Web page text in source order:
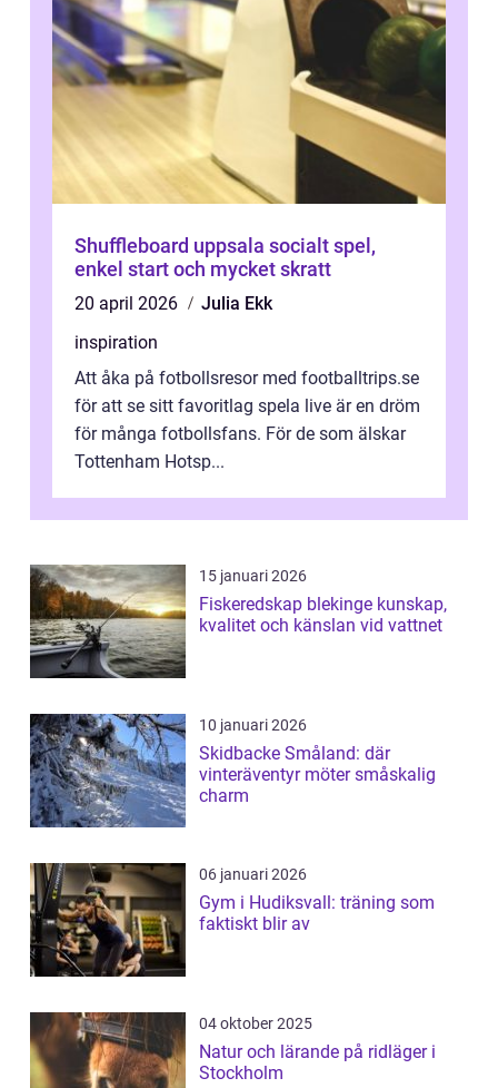
Shuffleboard uppsala socialt spel,
enkel start och mycket skratt
20 april 2026
Julia Ekk
inspiration
Att åka på fotbollsresor med footballtrips.se
för att se sitt favoritlag spela live är en dröm
för många fotbollsfans. För de som älskar
Tottenham Hotsp...
15 januari 2026
Fiskeredskap blekinge kunskap,
kvalitet och känslan vid vattnet
10 januari 2026
Skidbacke Småland: där
vinteräventyr möter småskalig
charm
06 januari 2026
Gym i Hudiksvall: träning som
faktiskt blir av
04 oktober 2025
Natur och lärande på ridläger i
Stockholm